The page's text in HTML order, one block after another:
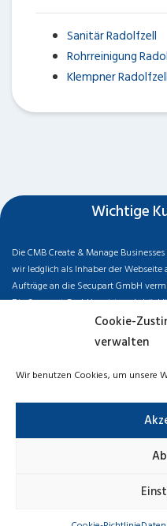
Cookie-
verwalten
Wir benutzen Cookies, um unsere
Sanitär Radolfzell
Rohrreinigung
Klempner Radolfzell
Wichtige
Die CMB Create & Manage
wir ledglich als Inhaber der
Aufträge an die Secupart GmbH
Die Secupart GmbH weist
Ortschaften keine Zweigstelle
mobiler Dienstleister zu unserem
zusammen, an die wir den Auftrag
der Fremdfirmen haften.
Kooperationsfirma vor Ort zu stellen
die Daten und die Preise des